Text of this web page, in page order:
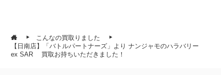
こんなの買取りました
【日南店】「バトルパートナーズ」より ナンジャモのハラバリー
ex SAR 買取お持ちいただきました！